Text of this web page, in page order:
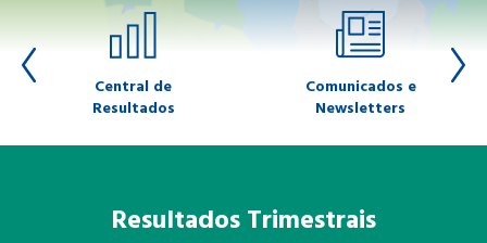
Central de
Resultados
Comunicados e
Newsletters
Resultados Trimestrais